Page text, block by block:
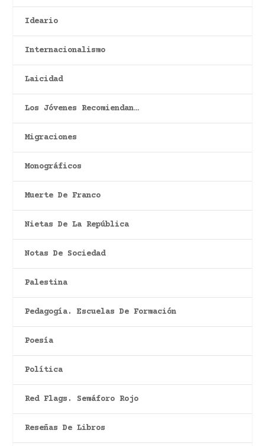
Ideario
Internacionalismo
Laicidad
Los Jóvenes Recomiendan…
Migraciones
Monográficos
Muerte De Franco
Nietas De La República
Notas De Sociedad
Palestina
Pedagogía. Escuelas De Formación
Poesía
Política
Red Flags. Semáforo Rojo
Reseñas De Libros